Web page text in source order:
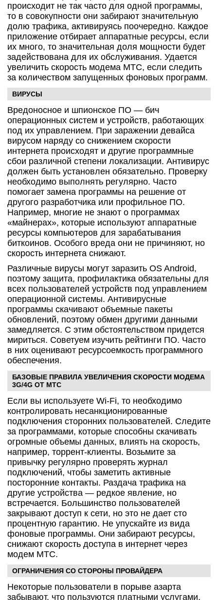
происходит не так часто для одной программы,
то в совокупности они забирают значительную
долю трафика, активируясь поочередно. Каждое
приложение отбирает аппаратные ресурсы, если
их много, то значительная доля мощности будет
задействована для их обслуживания. Удается
увеличить скорость модема МТС, если следить
за количеством запущенных фоновых программ.
ВИРУСЫ
Вредоносное и шпионское ПО — бич
операционных систем и устройств, работающих
под их управлением. При заражении девайса
вирусом наряду со снижением скорости
интернета происходят и другие программные
сбои различной степени локализации. Антивирус
должен быть установлен обязательно. Проверку
необходимо выполнять регулярно. Часто
помогает замена программы на решение от
другого разработчика или профильное ПО.
Например, многие не знают о программах
«майнерах», которые используют аппаратные
ресурсы компьютеров для зарабатывания
биткоинов. Особого вреда они не причиняют, но
скорость интернета снижают.
Различные вирусы могут заразить OS Android,
поэтому защита, профилактика обязательны для
всех пользователей устройств под управлением
операционной системы. Антивирусные
программы скачивают объемные пакеты
обновлений, поэтому обмен другими данными
замедляется. С этим обстоятельством придется
мириться. Советуем изучить рейтинги ПО. Часто
в них оценивают ресурсоемкость программного
обеспечения.
БАЗОВЫЕ ПРАВИЛА УВЕЛИЧЕНИЯ СКОРОСТИ МОДЕМА
3G/4G ОТ МТС
Если вы используете Wi-Fi, то необходимо
контролировать несанкционированные
подключения сторонних пользователей. Следите
за программами, которые способны скачивать
огромные объемы данных, влиять на скорость,
например, торрент-клиенты. Возьмите за
привычку регулярно проверять журнал
подключений, чтобы заметить активные
посторонние контакты. Раздача трафика на
другие устройства — редкое явление, но
встречается. Большинство пользователей
закрывают доступ к сети, но это не дает сто
процентную гарантию. Не упускайте из вида
фоновые программы. Они забирают ресурсы,
снижают скорость доступа в интернет через
модем МТС.
ОГРАНИЧЕНИЯ СО СТОРОНЫ ПРОВАЙДЕРА
Некоторые пользователи в порыве азарта
забывают, что пользуются платными услугами,